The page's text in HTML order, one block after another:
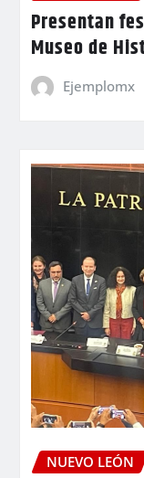
Presentan
Museo de
Ejemplomx
NUEVO LEÓN